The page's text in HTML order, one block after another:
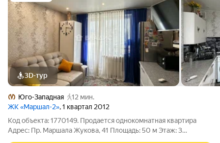
3D-тур
Юго-Западная
12 мин.
ЖК «Маршал-2», 1 квартал 2012
Код объекта: 1770149. Продается однокомнатная квартира
Адрес: Пр. Маршала Жукова, 41 Площадь: 50 м Этаж: 3